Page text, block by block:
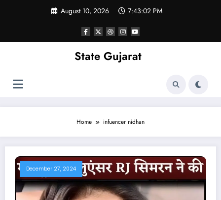
August 10, 2026 7:43:02 PM
State Gujarat
Home infuencer nidhan
December 27, 2024